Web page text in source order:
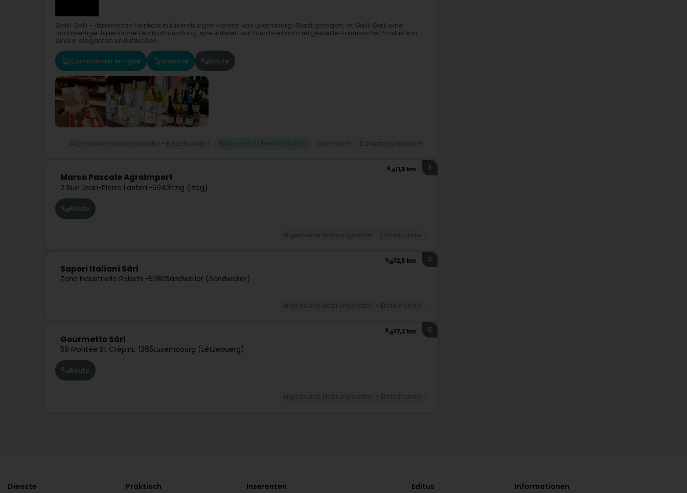
Galli-Galli – Italienische Feinkost in LuxemburgIm Herzen von Luxemburg-Stadt gelegen, ist Galli-Galli eine
hochwertige italienische Feinkosthandlung, spezialisiert auf handwerklich hergestellte italienische Produkte.In
einem eleganten und stilvollen...
Commander en ligne Website Route
11,9 km
Marco Pascale Agroimport
2 Rue Jean-Pierre LanterL-5943Itzig (Izeg)
8
Route
12,5 km
Sapori Italiani Sàrl
Zone Industrielle RolachL-5280Sandweiler (Sandweiler)
9
17,2 km
Gourmetto Sàrl
59 Montée St CrépinL-1365Luxembourg (Lëtzebuerg)
10
Route
Dienste Praktisch Inserenten Editus Informationen